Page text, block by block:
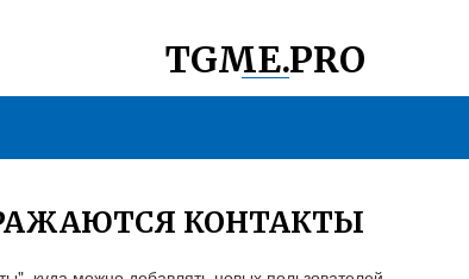
TGME.PRO
КОНТАКТЫ